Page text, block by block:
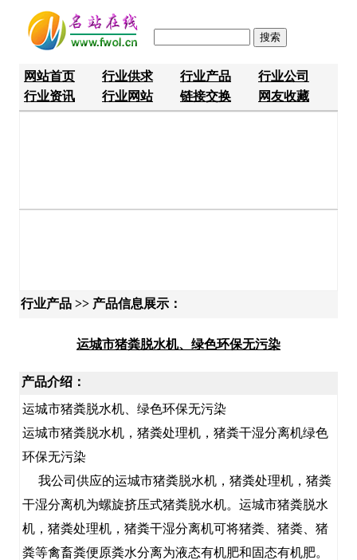
网站首页 行业供求 行业产品
行业公司
行业资讯
行业网站 链接交换 网友收藏
行业产品 >> 产品信息展示：
运城市猪粪脱水机、绿色环保无污染
产品介绍：
运城市猪粪脱水机、绿色环保无污染
运城市猪粪脱水机，猪粪处理机，猪粪干湿分离机绿色
环保无污染
我公司供应的运城市猪粪脱水机，猪粪处理机，猪粪
干湿分离机为螺旋挤压式猪粪脱水机。运城市猪粪脱水
机，猪粪处理机，猪粪干湿分离机可将猪粪、猪粪、猪
粪等禽畜粪便原粪水分离为液态有机肥和固态有机肥。